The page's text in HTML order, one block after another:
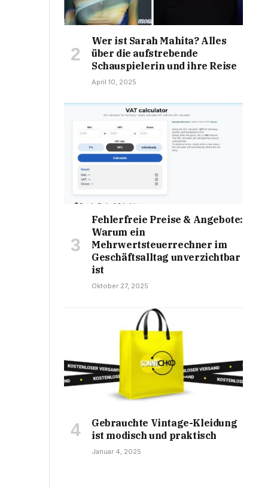
Wer ist Sarah Mahita? Alles
über die aufstrebende
Schauspielerin und ihre Reise
April 10, 2025
Fehlerfreie Preise & Angebote:
Warum ein
Mehrwertsteuerrechner im
Geschäftsalltag unverzichtbar
ist
Oktober 27, 2025
Gebrauchte Vintage-Kleidung
ist modisch und praktisch
Januar 4, 2025